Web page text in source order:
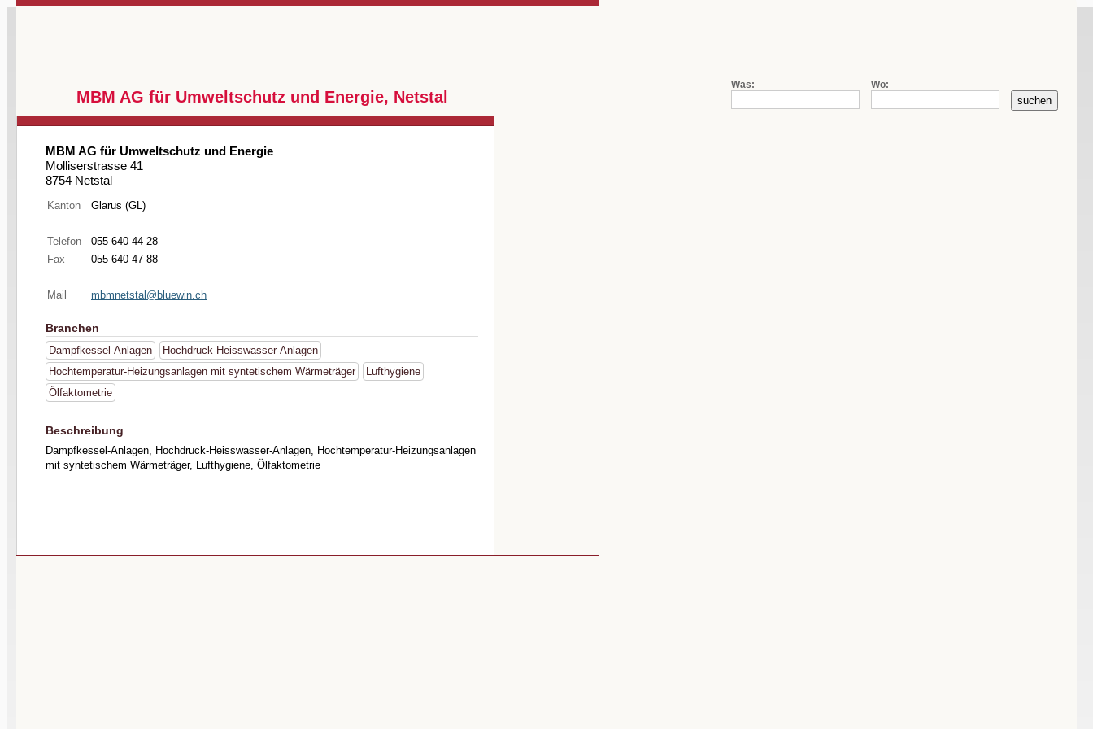
MBM AG für Umweltschutz und Energie, Netstal
Was: Wo:
MBM AG für Umweltschutz und Energie
Molliserstrasse 41
8754 Netstal
Kanton Glarus (GL)
Telefon
055 640 44 28
Fax
055 640 47 88
Mail mbmnetstal@bluewin.ch
Branchen
Dampfkessel-Anlagen
Hochdruck-Heisswasser-Anlagen
Hochtemperatur-Heizungsanlagen mit syntetischem Wärmeträger
Lufthygiene
Ölfaktometrie
Beschreibung
Dampfkessel-Anlagen, Hochdruck-Heisswasser-Anlagen, Hochtemperatur-Heizungsanlagen
mit syntetischem Wärmeträger, Lufthygiene, Ölfaktometrie